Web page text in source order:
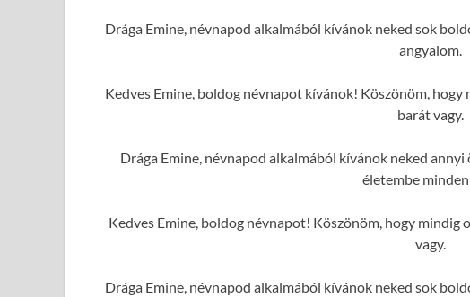
Drága Emine, névnapod alkalmából kívánok neked sok
angyalom.
Kedves Emine, boldog névnapot kívánok! Köszönöm,
barát vagy.
Drága Emine, névnapod alkalmából kívánok neked
életembe
Kedves Emine, boldog névnapot! Köszönöm, hogy mindig
vagy.
Drága Emine, névnapod alkalmából kívánok neked sok